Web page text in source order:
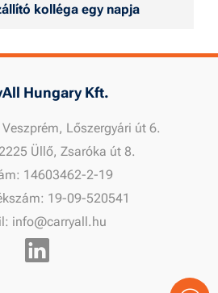
kolléga egy napja
Hungary Kft.
Lőszergyári út 6.
Üllő, Zsaróka út 8.
14603462-2-19
19-09-520541
info@carryall.hu